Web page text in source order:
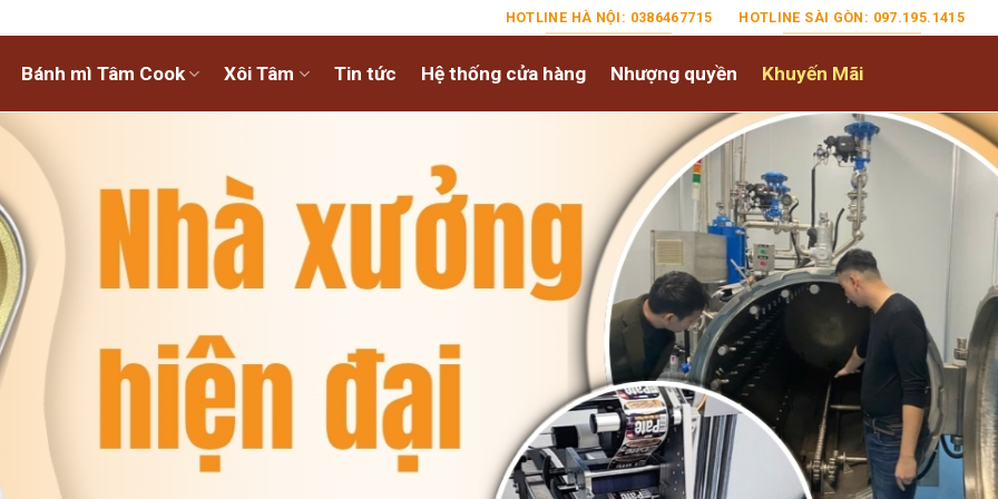
HOTLINE HÀ NỘI: 0386467715 HOTLINE SÀI GÒN: 097.195.1415
Bánh mì Tâm Cook Xôi Tâm Tin tức Hệ thống cửa hàng Nhượng quyền Khuyến Mãi